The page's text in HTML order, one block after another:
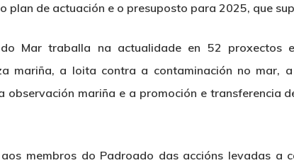
plan de actuación e o presuposto para 2025, que
Mar traballa na actualidade en 52 proxectos
mariña, a loita contra a contaminación no mar,
observación mariña e a promoción e transferencia
membros do Padroado das accións levadas a